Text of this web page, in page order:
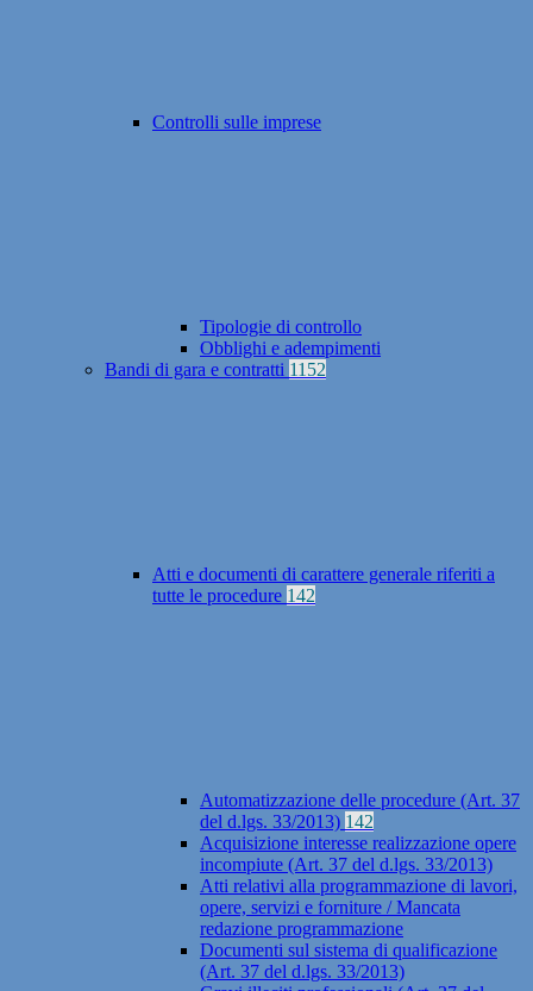
Controlli sulle imprese
Tipologie di controllo
Obblighi e adempimenti
Bandi di gara e contratti 1152
Atti e documenti di carattere generale riferiti a
tutte le procedure 142
Automatizzazione delle procedure (Art. 37
del d.lgs. 33/2013) 142
Acquisizione interesse realizzazione opere
incompiute (Art. 37 del d.lgs. 33/2013)
Atti relativi alla programmazione di lavori,
opere, servizi e forniture / Mancata
redazione programmazione
Documenti sul sistema di qualificazione
(Art. 37 del d.lgs. 33/2013)